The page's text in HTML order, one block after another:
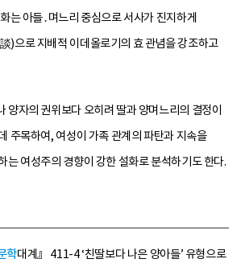
는 아들․며느리 중심으로 서사가 진지하게
)으로 지배적 이데올로기의 효 관념을 강조하고
양자의 권위보다 오히려 딸과 양며느리의 결정이
주목하여, 여성이 가족 관계의 파탄과 지속을
는 여성주의 경향이 강한 설화로 분석하기도 한다.
학대계』 411-4 ‘친딸보다 나은 양아들’ 유형으로